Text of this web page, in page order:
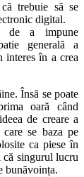
trebuie să se
digital.
de a impune
generală a
interes în a crea
Însă se poate
oară când
de creare a
se baza pe
ca piese în
că singurul lucru
bunăvoința.